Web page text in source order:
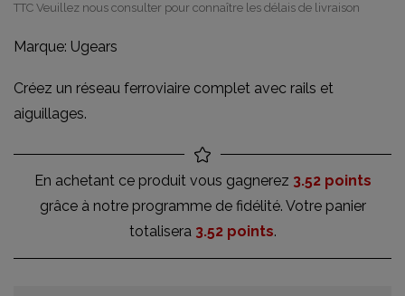
TTC Veuillez nous consulter pour connaître les délais de livraison
Marque: Ugears
Créez un réseau ferroviaire complet avec rails et
aiguillages.
En achetant ce produit vous gagnerez 3.52 points
grâce à notre programme de fidélité. Votre panier
totalisera 3.52 points.